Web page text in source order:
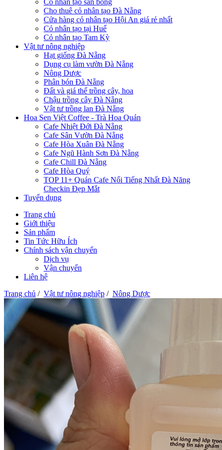
Cỏ nhân tạo sân bóng
Cho thuê cỏ nhân tạo Đà Nẵng
Cửa hàng cỏ nhân tạo Hội An giá rẻ nhất
Cỏ nhân tạo tại Huế
Cỏ nhân tạo Tam Kỳ
Vật tư nông nghiệp
Hạt giống Đà Nẵng
Dụng cụ làm vườn Đà Nẵng
Nông Dược
Phân bón Đà Nẵng
Đất và giá thể trồng cây, hoa
Chậu trồng cây Đà Nẵng
Vật tư trồng lan Đà Nẵng
Hoa Sen Việt Coffee - Trà Hoa Quán
Cafe Nhiệt Đới Đà Nẵng
Cafe Sân Vườn Đà Nẵng
Cafe Hòa Xuân Đà Nẵng
Cafe Ngũ Hành Sơn Đà Nẵng
Cafe Chill Đà Nẵng
Cafe Hòa Quý
TOP 11+ Quán Cafe Nổi Tiếng Nhất Đà Năng
Checkin Đẹp Mắt
Tuyển dụng
Trang chủ
Giới thiệu
Sản phẩm
Tin Tức Hữu Ích
Chính sách vận chuyển
Dịch vụ
Vận chuyển
Liên hệ
Trang chủ / Vật tư nông nghiệp / Nông Dược